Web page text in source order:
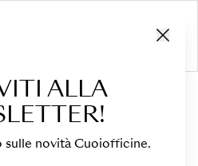
ALLA
sulle novità Cuoiofficine.